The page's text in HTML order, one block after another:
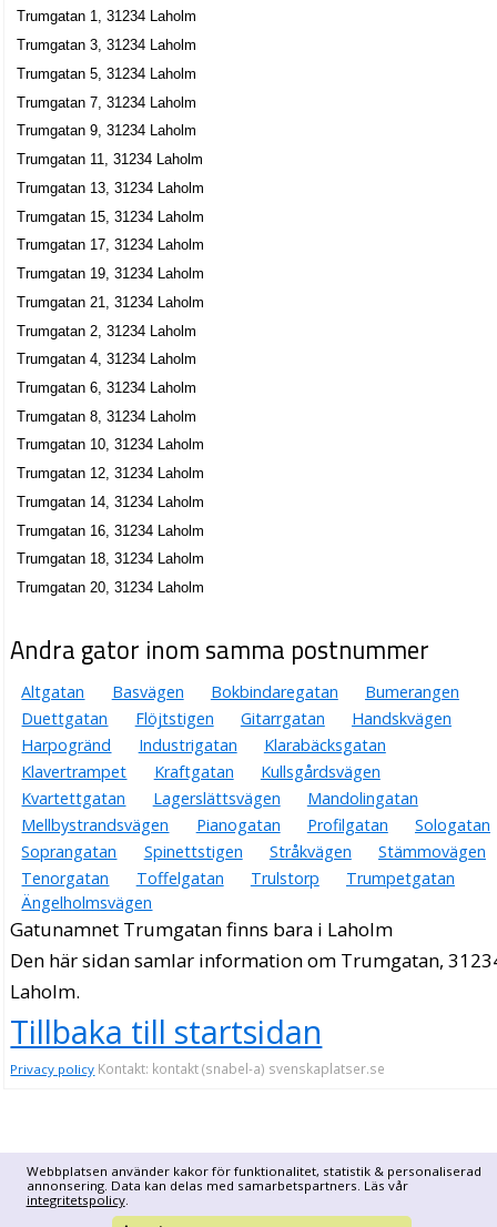
Webbplatsen använder kakor för funktionalitet, statistik & personaliserad
annonsering. Data kan delas med samarbetspartners. Läs vår
integritetspolicy.
Trumgatan 1, 31234 Laholm
Trumgatan 3, 31234 Laholm
Trumgatan 5, 31234 Laholm
Trumgatan 7, 31234 Laholm
Trumgatan 9, 31234 Laholm
Trumgatan 11, 31234 Laholm
Trumgatan 13, 31234 Laholm
Trumgatan 15, 31234 Laholm
Trumgatan 17, 31234 Laholm
Trumgatan 19, 31234 Laholm
Trumgatan 21, 31234 Laholm
Trumgatan 2, 31234 Laholm
Trumgatan 4, 31234 Laholm
Trumgatan 6, 31234 Laholm
Trumgatan 8, 31234 Laholm
Trumgatan 10, 31234 Laholm
Trumgatan 12, 31234 Laholm
Trumgatan 14, 31234 Laholm
Trumgatan 16, 31234 Laholm
Trumgatan 18, 31234 Laholm
Trumgatan 20, 31234 Laholm
Andra gator inom samma postnummer
Altgatan Basvägen Bokbindaregatan
Bumerangen
Duettgatan
Flöjtstigen Gitarrgatan
Handskvägen
Harpogränd
Industrigatan
Klarabäcksgatan
Klavertrampet
Kraftgatan
Kullsgårdsvägen
Kvartettgatan
Lagerslättsvägen
Mandolingatan
Mellbystrandsvägen
Pianogatan Profilgatan
Sologatan
Soprangatan
Spinettstigen Stråkvägen
Stämmovägen
Tenorgatan
Toffelgatan Trulstorp
Trumpetgatan
Ängelholmsvägen
Gatunamnet Trumgatan finns bara i Laholm
Den här sidan samlar information om Trumgatan,
Laholm.
Tillbaka till startsidan
Privacy policy Kontakt: kontakt (snabel-a) svenskaplatser.se